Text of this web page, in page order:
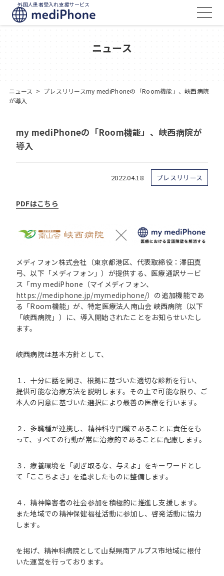
外国人患者受入れ支援サービス
ニュース
ニュース > プレスリリースmy mediPhoneの「Room機能」、峡西病院
が導入
my mediPhoneの「Room機能」、峡西病院が
導入
2022.04.18 プレスリリース
PDFはこちら
メディフォン株式会社（東京都港区、代表取締役：澤田真
弓、以下「メディフォン」）が提供する、医療通訳サービ
ス「my mediPhone（マイメディフォン、
https://mediphone.jp/mymediphone/）の追加機能であ
る「Room機能」が、特定医療法人南山会 峡西病院（以下
「峡西病院」）に、導入開始されたことをお知らせいたし
ます。
峡西病院は基本方針として、
１．十分に話を聞き、根拠に基づいた適切な診断を行い、
提供可能な治療方法を説明します。その上で可能な限り、ご
本人の同意に基づいた選択により最善の医療を行います。
２．多職種が連携し、精神科専門職であることに責任をも
って、すべての行動が常に治療的であることに配慮します。
３．療養環境を「剥ぎ取るな、与えよ」をキーワードとし
て「ここちよさ」を追求したものに整備します。
４．精神障害者の社会参加を積極的に推進し支援します。
また地域での精神保健福祉活動に参加し、啓発活動に協力
します。
を掲げ、精神科病院として山梨県南アルプス市地域に根付
いた運営を行っております。